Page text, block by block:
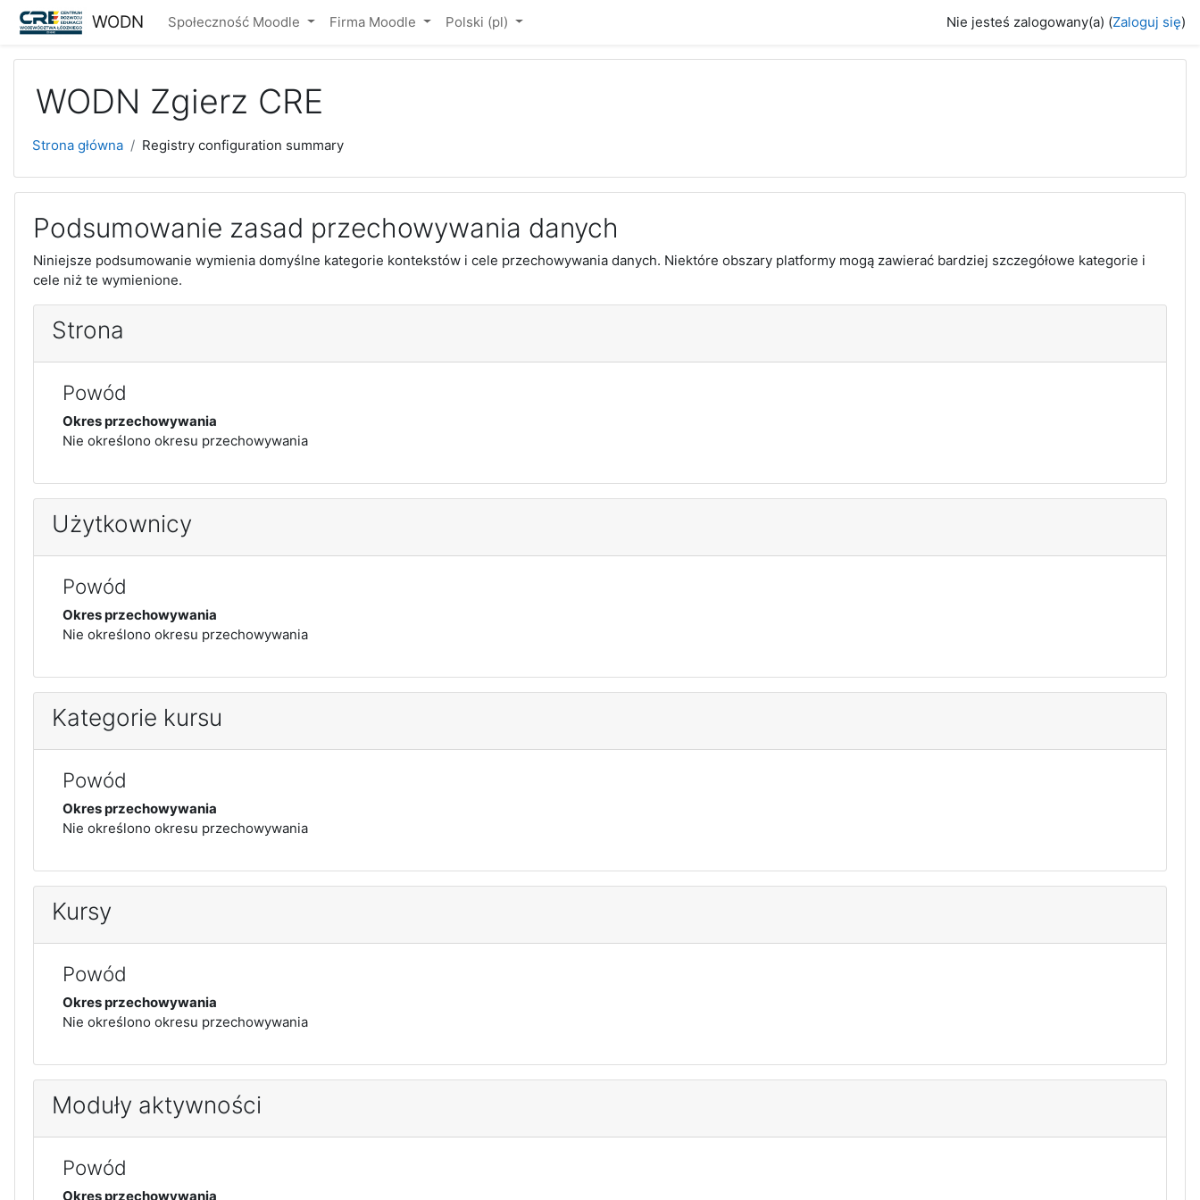
Przejdź do głównej zawartości
WODN Społeczność Moodle Firma Moodle Polski ‎(pl)‎ Nie jesteś zalogowany(a) (Zaloguj się)
WODN Zgierz CRE
Strona główna Registry configuration summary
Podsumowanie zasad przechowywania danych
Niniejsze podsumowanie wymienia domyślne kategorie kontekstów i cele przechowywania danych. Niektóre obszary platformy mogą zawierać bardziej szczegółowe kategorie i
cele niż te wymienione.
Strona
Powód
Okres przechowywania
Nie określono okresu przechowywania
Użytkownicy
Powód
Okres przechowywania
Nie określono okresu przechowywania
Kategorie kursu
Powód
Okres przechowywania
Nie określono okresu przechowywania
Kursy
Powód
Okres przechowywania
Nie określono okresu przechowywania
Moduły aktywności
Powód
Okres przechowywania